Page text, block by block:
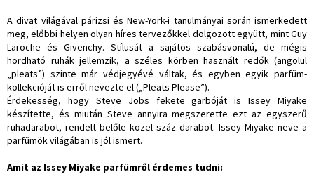
A divat világával párizsi és New-York-i tanulmányai során ismerkedett
meg, előbbi helyen olyan híres tervezőkkel dolgozott együtt, mint Guy
Laroche és Givenchy. Stílusát a sajátos szabásvonalú, de mégis
hordható ruhák jellemzik, a széles körben használt redők (angolul
„pleats”) szinte már védjegyévé váltak, és egyben egyik parfüm-
kollekcióját is erről nevezte el („Pleats Please”).
Érdekesség, hogy Steve Jobs fekete garbóját is Issey Miyake
készítette, és miután Steve annyira megszerette ezt az egyszerű
ruhadarabot, rendelt belőle közel száz darabot. Issey Miyake neve a
parfümök világában is jól ismert.
Amit az Issey Miyake parfümről érdemes tudni: